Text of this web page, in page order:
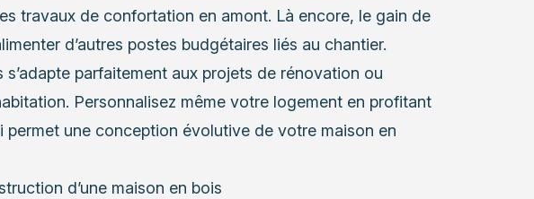
travaux de confortation en amont. Là encore, le gain de
d’autres postes budgétaires liés au chantier.
parfaitement aux projets de rénovation ou
Personnalisez même votre logement en profitant
permet une conception évolutive de votre maison en
d’une maison en bois